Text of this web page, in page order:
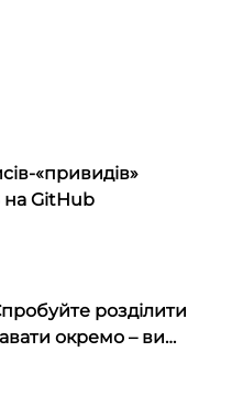
«привидів»
GitHub
розділити
окремо – ви